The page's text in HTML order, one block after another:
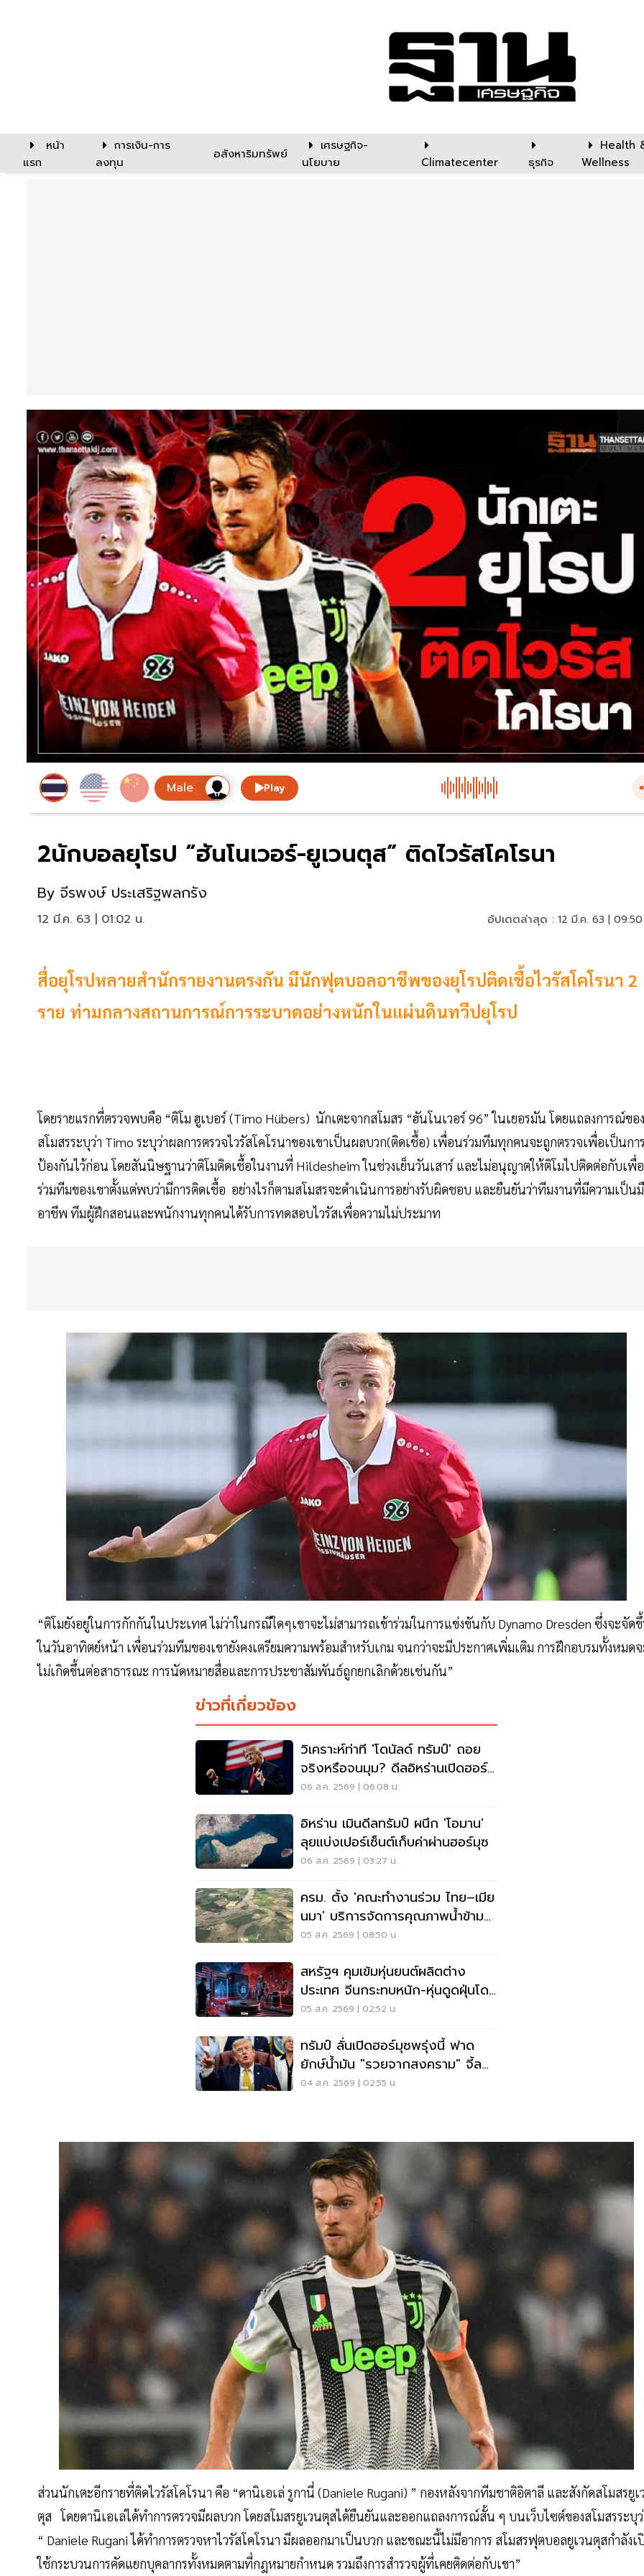
หน้า
แรก
การเงิน-การ
ลงทุน
อสังหาริมทรัพย์
เศรษฐกิจ-
นโยบาย
Climatecenter ธุรกิจ
Health
Wellness
Play
2นักบอลยุโรป “ฮันโนเวอร์-ยูเวนตุส” ติดไวรัสโคโรนา
By จีรพงษ์ ประเสริฐพลกรัง
12 มี.ค. 63 | 01:02 น. อัปเดตล่าสุด : 12 มี.ค. 63 |
สื่อยุโรปหลายสำนักรายงานตรงกัน มีนักฟุตบอลอาชีพของยุโรปติดเชื้อไวรัสโคโรนา 2
ราย ท่ามกลางสถานการณ์การระบาดอย่างหนักในแผ่นดินทวีปยุโรป
โดยรายแรกที่ตรวจพบคือ “ติโม ฮูเบอร์ (Timo Hübers) นักเตะจากสโมสร “ฮันโนเวอร์ 96” ในเยอรมัน โดยแถลงการณ์ของ
สโมสรระบุว่า Timo ระบุว่าผลการตรวจไวรัสโคโรนาของเขาเป็นผลบวก(ติดเชื้อ) เพื่อนร่วมทีมทุกคนจะถูกตรวจเพื่อเป็นกา
ป้องกันไว้ก่อน โดยสันนิษฐานว่าติโมติดเชื้อในงานที่ Hildesheim ในช่วงเย็นวันเสาร์ และไม่อนุญาตให้ติโมไปติดต่อกับเพื่
ร่วมทีมของเขาตั้งแต่พบว่ามีการติดเชื้อ อย่างไรก็ตามสโมสรจะดำเนินการอย่างรับผิดชอบ และยืนยันว่าทีมงานที่มีความเป็น
อาชีพ ทีมผู้ฝึกสอนและพนักงานทุกคนได้รับการทดสอบไวรัสเพื่อความไม่ประมาท
“ติโมยังอยู่ในการกักกันในประเทศ ไม่ว่าในกรณีใดๆเขาจะไม่สามารถเข้าร่วมในการแข่งขันกับ Dynamo Dresden ซึ่งจะจัด
ในวันอาทิตย์หน้า เพื่อนร่วมทีมของเขายังคงเตรียมความพร้อมสำหรับเกม จนกว่าจะมีประกาศเพิ่มเติม การฝึกอบรมทั้งหมด
ไม่เกิดขึ้นต่อสาธารณะ การนัดหมายสื่อและการประชาสัมพันธ์ถูกยกเลิกด้วยเช่นกัน”
ข่าวที่เกี่ยวข้อง
วิเคราะห์ท่าที 'โดนัลด์ ทรัมป์' ถอย
จริงหรือจนมุม? ดีลอิหร่านเปิดฮอร์
มุซ
06 ส.ค. 2569 | 06:08 น.
อิหร่าน เมินดีลทรัมป์ ผนึก 'โอมาน'
ลุยแบ่งเปอร์เซ็นต์เก็บค่าผ่านฮอร์มุซ
06 ส.ค. 2569 | 03:27 น.
ครม. ตั้ง 'คณะทำงานร่วม ไทย–เมีย
นมา' บริการจัดการคุณภาพน้ำข้าม
แดน
05 ส.ค. 2569 | 08:50 น.
สหรัฐฯ คุมเข้มหุ่นยนต์ผลิตต่าง
ประเทศ จีนกระทบหนัก-หุ่นดูดฝุ่นโดน
ด้วย
05 ส.ค. 2569 | 02:52 น.
ทรัมป์ ลั่นเปิดฮอร์มุซพรุ่งนี้ ฟาด
ยักษ์น้ำมัน "รวยจากสงคราม" จี้ลด
ราคาด่วน
04 ส.ค. 2569 | 02:55 น.
ส่วนนักเตะอีกรายที่ติดไวรัสโคโรนา คือ “ดานิเอเล่ รูกานี่ (Daniele Rugani) ” กองหลังจากทีมชาติอิตาลี และสังกัดสโมสรยูเ
ตุส โดยดานิเอเล่ได้ทำการตรวจมีผลบวก โดยสโมสรยูเวนตุสได้ยืนยันและออกแถลงการณ์สั้น ๆ บนเว็บไซต์ของสโมสรระบุ
“ Daniele Rugani ได้ทำการตรวจหาไวรัสโคโรนา มีผลออกมาเป็นบวก และขณะนี้ไม่มีอาการ สโมสรฟุตบอลยูเวนตุสกำลังเ
ใช้กระบวนการคัดแยกบุคลากรทั้งหมดตามที่กฎหมายกำหนด รวมถึงการสำรวจผู้ที่เคยติดต่อกับเขา”